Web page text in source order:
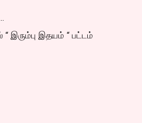
“ இரும்பு இதயம் “ பட்டம்